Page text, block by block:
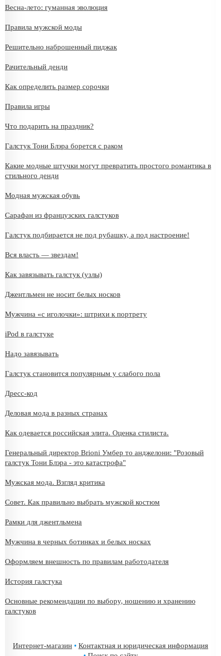
Весна-лето: гуманная эволюция
Правила мужской моды
Решительно наброшенный пиджак
Рачительный денди
Как определить размер сорочки
Правила игры
Что подарить на праздник?
Галстук Тони Блэра борется с раком
Какие модные штучки могут превратить простого романтика в
стильного денди
Модная мужская обувь
Сарафан из французских галстуков
Галстук подбирается не под рубашку, а под настроение!
Вся власть — звездам!
Как завязывать галстук (узлы)
Джентльмен не носит белых носков
Мужчина «с иголочки»: штрихи к портрету
iPod в галстуке
Надо завязывать
Галстук становится популярным у слабого пола
Дресс-код
Деловая мода в разных странах
Как одевается российская элита. Оценка стилиста.
Генеральный директор Brioni Умбер то анджелони: "Розовый
галстук Тони Блэра - это катастрофа"
Мужская мода. Взгляд критика
Совет. Как правильно выбрать мужской костюм
Рамки для джентльмена
Мужчина в черных ботинках и белых носках
Оформляем внешность по правилам работодателя
История галстука
Основные рекомендации по выбору, ношению и хранению
галстуков
Интернет-магазин • Контактная и юридическая информация